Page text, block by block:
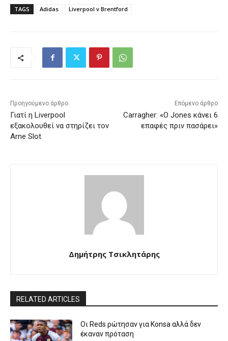
TAGS Adidas Liverpool v Brentford
Προηγούμενο άρθρο
Γιατί η Liverpool
εξακολουθεί να στηρίζει τον
Arne Slot
Επόμενο άρθρο
Carragher: «Ο Jones κάνει 6
επαφές πριν πασάρει»
Δημήτρης Τσικλητάρης
RELATED ARTICLES
Οι Reds ρώτησαν για Konsa αλλά δεν
έκαναν πρόταση